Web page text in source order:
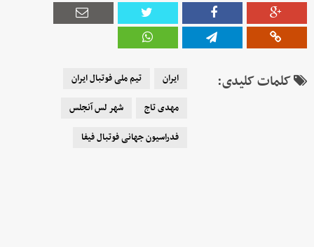
کلمات کلیدی: ایران
تیم ملی فوتبال ایران
مهدی تاج
شهر لس آنجلس
فدراسیون جهانی فوتبال فیفا